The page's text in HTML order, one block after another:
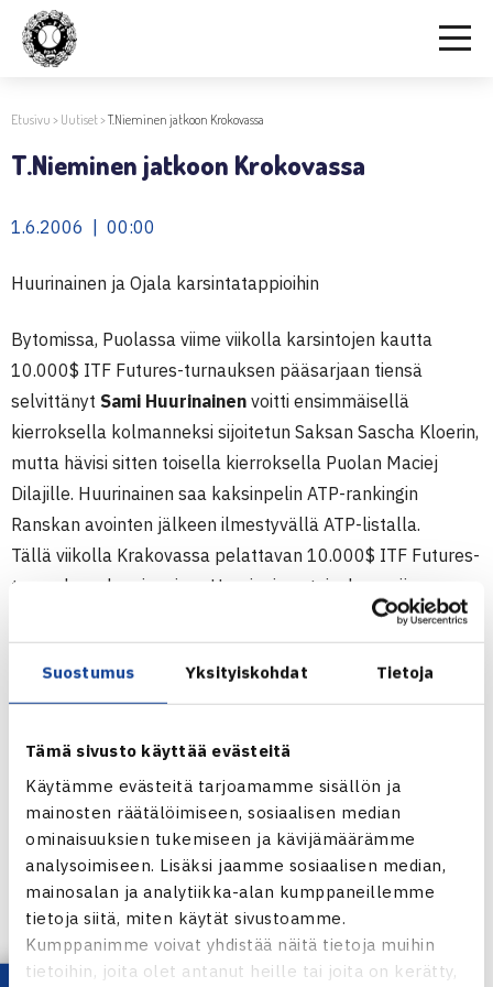
Suostumus Yksityiskohdat Tietoja
Tämä sivusto käyttää evästeitä
Käytämme evästeitä tarjoamamme sisällön ja
mainosten räätälöimiseen, sosiaalisen median
ominaisuuksien tukemiseen ja kävijämäärämme
analysoimiseen. Lisäksi jaamme sosiaalisen median,
mainosalan ja analytiikka-alan kumppaneillemme
tietoja siitä, miten käytät sivustoamme.
Kumppanimme voivat yhdistää näitä tietoja muihin
tietoihin, joita olet antanut heille tai joita on kerätty,
Etusivu > Uutiset>T.Nieminen jatkoon Krokovassa
T.Nieminen jatkoon Krokovassa
1.6.2006 | 00:00
Huurinainen ja Ojala karsintatappioihin
Bytomissa, Puolassa viime viikolla karsintojen kautta
10.000$ ITF Futures-turnauksen pääsarjaan tiensä
selvittänyt Sami Huurinainen voitti ensimmäisellä
kierroksella kolmanneksi sijoitetun Saksan Sascha Kloerin,
mutta hävisi sitten toisella kierroksella Puolan Maciej
Dilajille. Huurinainen saa kaksinpelin ATP-rankingin
Ranskan avointen jälkeen ilmestyvällä ATP-listalla.
Tällä viikolla Krakovassa pelattavan 10.000$ ITF Futures-
turnauksen karsinnoissa Huurinaisen taival sen sijaan
taittui toisella kierroksella, kun Puolan Jakub Nijaki otti
voiton luvuin 6-2, 7-5.
Maanantaina kaksinpelin ATP-rankingin (1529) saanut
Tuomo Ojalajoutui luovuttamaan Krakovassa kaksinpelin
karsintojen kolmannella kierroksella Unkarin Balazs
joten pääsarjapaikka jäi häneltä saavuttamatta. Ojala oli
suoraan toisella kierroksella, jolla voitti Venäjän Alexey
Eliseevin.
Krakovan turnauksen kaksinpelin pääsarjassaTimo
Nieminenon kahdeksanneksi sijoitettu. Hän otti
avausvoiton Australian Clinton Thomsonista 6-2, 6-0 ja